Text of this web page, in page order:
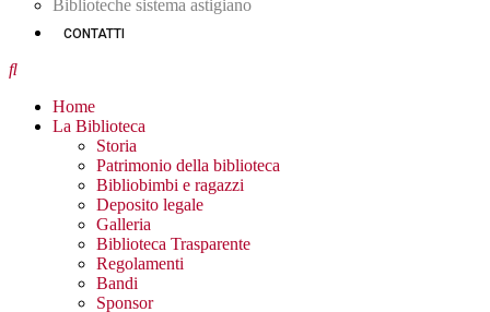
Biblioteche sistema astigiano
CONTATTI
Home
La Biblioteca
Storia
Patrimonio della biblioteca
Bibliobimbi e ragazzi
Deposito legale
Galleria
Biblioteca Trasparente
Regolamenti
Bandi
Sponsor